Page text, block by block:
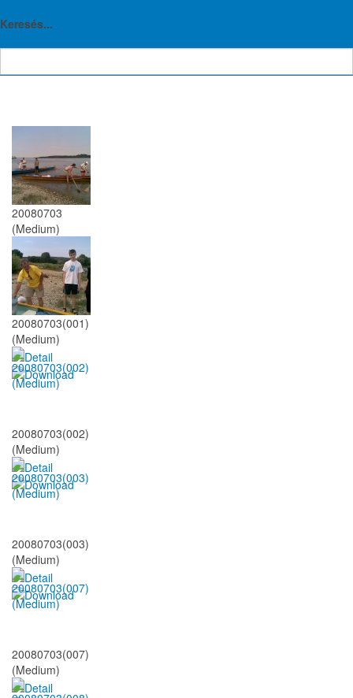
Keresés...
20080703
(Medium)
20080703(001)
(Medium)
20080703(002)
(Medium)
20080703(003)
(Medium)
20080703(007)
(Medium)